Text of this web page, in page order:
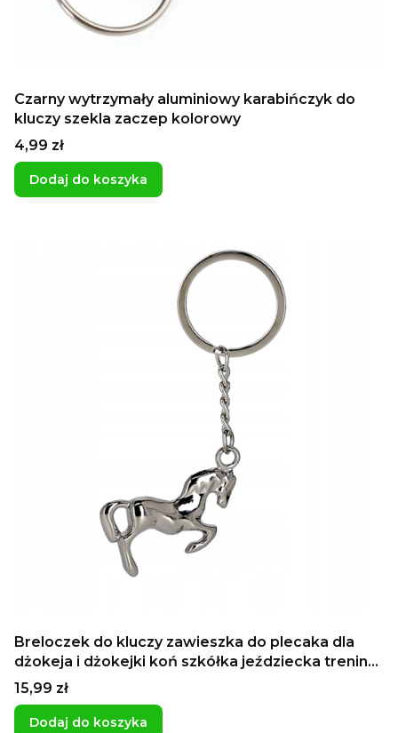
Czarny wytrzymały aluminiowy karabińczyk do
kluczy szekla zaczep kolorowy
Cena
4,99 zł
Dodaj do koszyka
Breloczek do kluczy zawieszka do plecaka dla
dżokeja i dżokejki koń szkółka jeździecka trening
konny
Cena
15,99 zł
Dodaj do koszyka